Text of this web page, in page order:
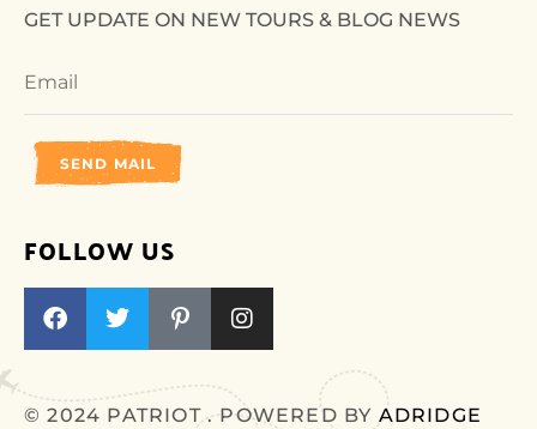
GET UPDATE ON NEW TOURS & BLOG NEWS
SEND MAIL
FOLLOW US
© 2024 PATRIOT . POWERED BY ADRIDGE